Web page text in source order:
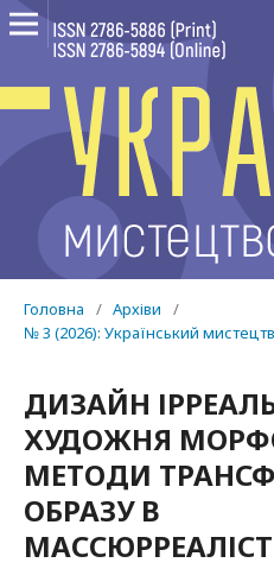
Головна / Архіви
/
№ 3 (2026): Український
ДИЗАЙН
ХУДОЖНЯ
МЕТОДИ
ОБРАЗУ В